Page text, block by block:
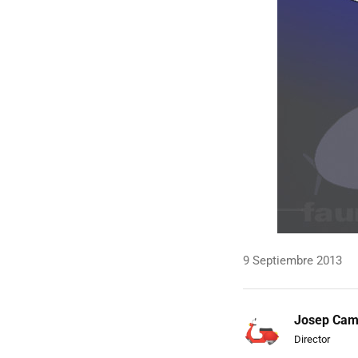
9 Septiembre 2013
Josep
Director